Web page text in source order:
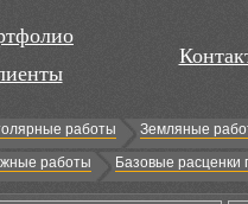
работы Земляные
работы Базовые